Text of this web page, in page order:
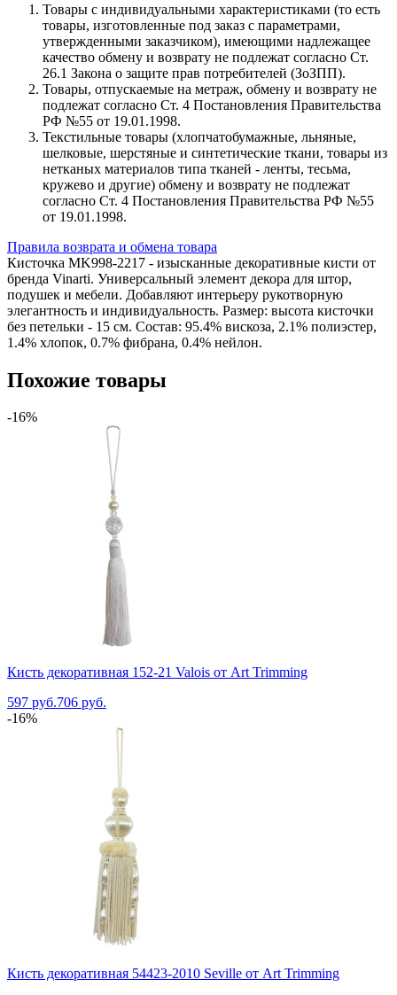
Товары с индивидуальными характеристиками (то есть
товары, изготовленные под заказ с параметрами,
утвержденными заказчиком), имеющими надлежащее
качество обмену и возврату не подлежат согласно Ст.
26.1 Закона о защите прав потребителей (ЗоЗПП).
Товары, отпускаемые на метраж, обмену и возврату не
подлежат согласно Ст. 4 Постановления Правительства
РФ №55 от 19.01.1998.
Текстильные товары (хлопчатобумажные, льняные,
шелковые, шерстяные и синтетические ткани, товары из
нетканых материалов типа тканей - ленты, тесьма,
кружево и другие) обмену и возврату не подлежат
согласно Ст. 4 Постановления Правительства РФ №55
от 19.01.1998.
Правила возврата и обмена товара
Кисточка MK998-2217 - изысканные декоративные кисти от
бренда Vinarti. Универсальный элемент декора для штор,
подушек и мебели. Добавляют интерьеру рукотворную
элегантность и индивидуальность. Размер: высота кисточки
без петельки - 15 см. Состав: 95.4% вискоза, 2.1% полиэстер,
1.4% хлопок, 0.7% фибрана, 0.4% нейлон.
Похожие товары
-16%
Кисть декоративная 152-21 Valois от Art Trimming
597 руб.706 руб.
-16%
Кисть декоративная 54423-2010 Seville от Art Trimming